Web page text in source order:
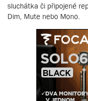
sluchátka či připojené
Dim, Mute nebo Mono.